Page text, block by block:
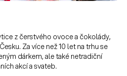
z čerstvého ovoce a čokolády,
Za více než 10 let na trhu se
dárkem, ale také netradiční
akcí a svateb.